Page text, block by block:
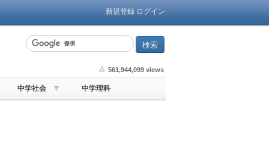
新規登録 ログイン
561,944,099 views
中学社会 中学理科